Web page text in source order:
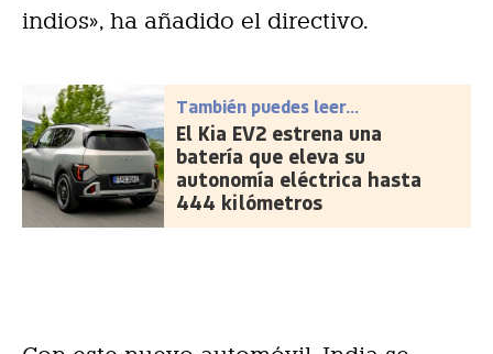
indios», ha añadido el directivo.
También puedes leer...
El Kia EV2 estrena una
batería que eleva su
autonomía eléctrica hasta
444 kilómetros